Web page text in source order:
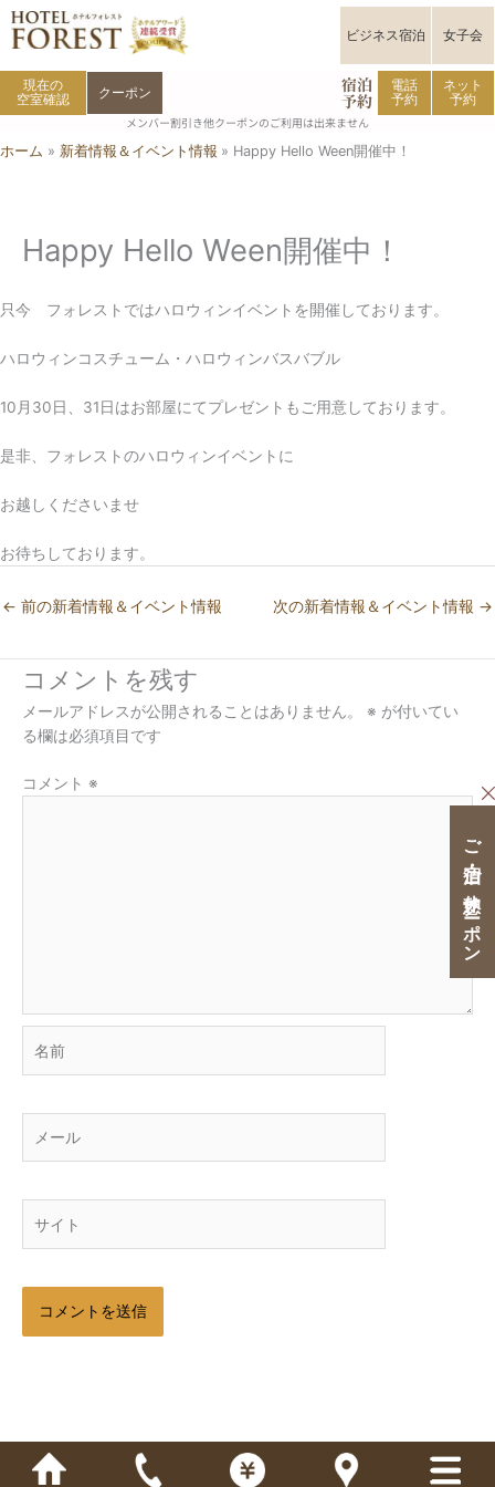
内
容
プ
ビジネス宿泊 女子会
現在の
空室確認
クーポン 宿泊
予約
電話
予約
ネット
予約
メンバー割引き他クーポンのご利用は出来ません
ホーム
新着情報＆イベント情報 Happy Hello Ween開催中！
Happy Hello Ween開催中！
只今 フォレストではハロウィンイベントを開催しております。
ハロウィンコスチューム・ハロウィンバスバブル
10月30日、31日はお部屋にてプレゼントもご用意しております。
是非、フォレストのハロウィンイベントに
お越しくださいませ
お待ちしております。
← 前の新着情報＆イベント情報 次の新着情報＆イベント情報 →
コメントを残す
メールアドレスが公開されることはありません。 ※ が付いてい
る欄は必須項目です
コメント ※
前
ー
ご宿泊・ご休憩クーポン